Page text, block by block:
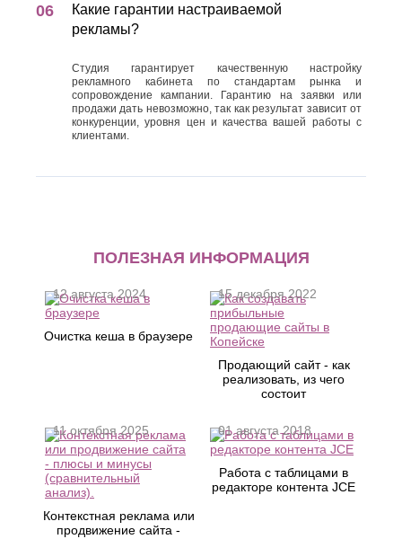
Какие гарантии настраиваемой
рекламы?
Студия гарантирует качественную настройку
рекламного кабинета по стандартам рынка и
сопровождение кампании. Гарантию на заявки или
продажи дать невозможно, так как результат зависит от
конкуренции, уровня цен и качества вашей работы с
клиентами.
ПОЛЕЗНАЯ ИНФОРМАЦИЯ
Очистка кеша в браузере
12 августа 2024
Продающий сайт - как
реализовать, из чего
состоит
15 декабря 2022
Контекстная реклама или
продвижение сайта -
11 октября 2025
Работа с таблицами в
редакторе контента JCE
01 августа 2018